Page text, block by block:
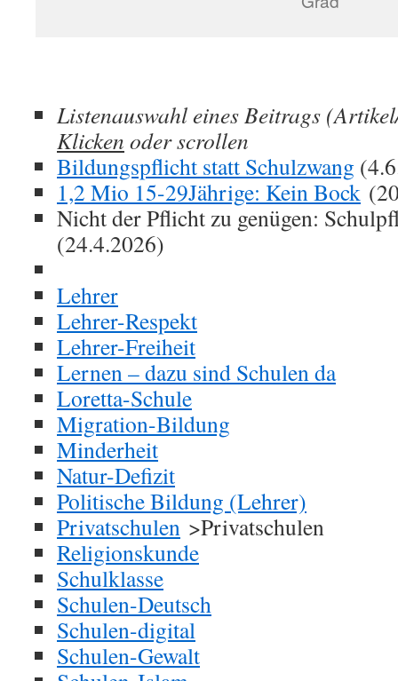
Listenauswahl eines Beitrags
Klicken oder scrollen
Bildungspflicht statt Schulzwang
1,2 Mio 15-29Jährige: Kein Bock
Nicht der Pflicht zu genügen:
(24.4.2026)
Lehrer
Lehrer-Respekt
Lehrer-Freiheit
Lernen – dazu sind Schulen da
Loretta-Schule
Migration-Bildung
Minderheit
Natur-Defizit
Politische Bildung (Lehrer)
Privatschulen >Privatschulen
Religionskunde
Schulklasse
Schulen-Deutsch
Schulen-digital
Schulen-Gewalt